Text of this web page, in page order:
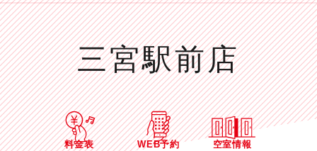
三宮駅前店
料金表 WEB予約 空室情報